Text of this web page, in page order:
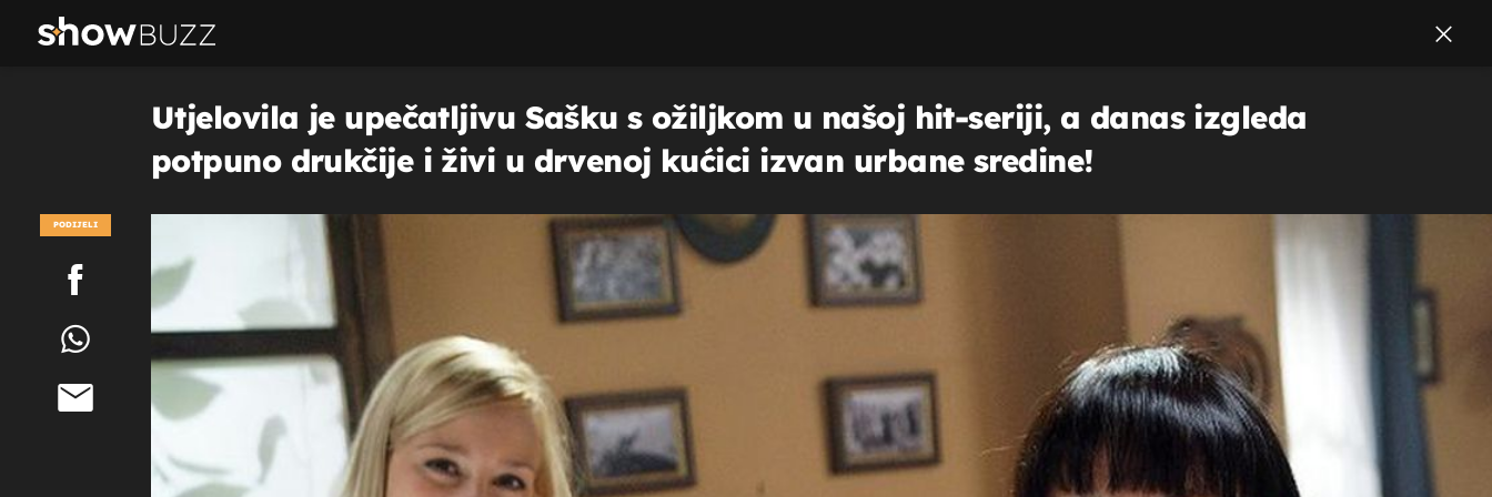
Utjelovila je upečatljivu Sašku s ožiljkom u našoj hit-seriji, a danas izgleda
potpuno drukčije i živi u drvenoj kućici izvan urbane sredine!
PODIJELI
POGLEDAJ